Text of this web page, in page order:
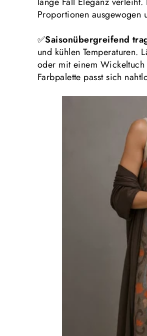
Proportionen ausgewogen
✅Saisonübergreifend
und kühlen Temperaturen.
oder mit einem
Farbpalette passt sich